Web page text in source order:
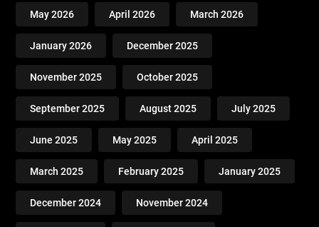
May 2026 April 2026 March 2026
January 2026 December 2025
November 2025 October 2025
September 2025 August 2025 July 2025
June 2025 May 2025 April 2025
March 2025 February 2025 January 2025
December 2024 November 2024